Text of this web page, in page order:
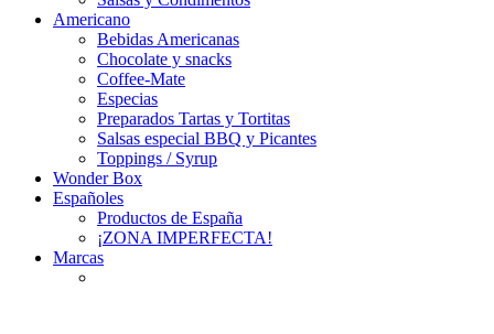
Americano
Bebidas Americanas
Chocolate y snacks
Coffee-Mate
Especias
Preparados Tartas y Tortitas
Salsas especial BBQ y Picantes
Toppings / Syrup
Wonder Box
Españoles
Productos de España
¡ZONA IMPERFECTA!
Marcas